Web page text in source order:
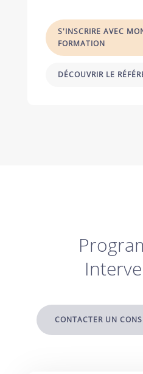
S'INSCRIRE AVEC
FORMATION
DÉCOUVRIR LE
CONTACTER UN